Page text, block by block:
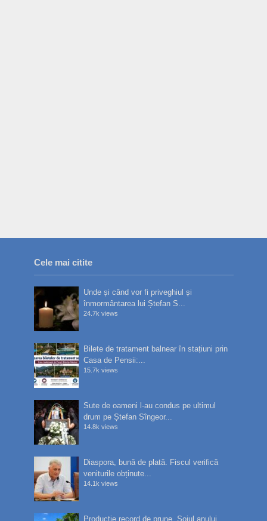
Cele mai citite
Unde și când vor fi priveghiul și
înmormântarea lui Ștefan S...
24.7k views
Bilete de tratament balnear în stațiuni prin
Casa de Pensii:...
15.7k views
Sute de oameni l-au condus pe ultimul
drum pe Ștefan Sîngeor...
14.8k views
Diaspora, bună de plată. Fiscul verifică
veniturile obținute...
14.1k views
Producție record de prune. Soiul anului,